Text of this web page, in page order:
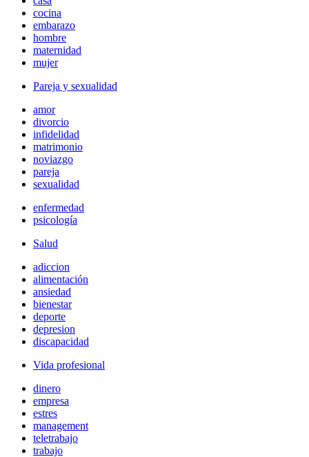
cocina
embarazo
hombre
maternidad
mujer
Pareja y sexualidad
amor
divorcio
infidelidad
matrimonio
noviazgo
pareja
sexualidad
enfermedad
psicología
Salud
adiccion
alimentación
ansiedad
bienestar
deporte
depresion
discapacidad
Vida profesional
dinero
empresa
estres
management
teletrabajo
trabajo